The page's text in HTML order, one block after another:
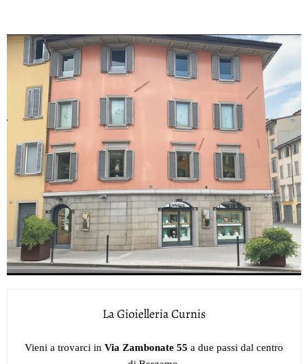
La Gioielleria Curnis
Vieni a trovarci in Via Zambonate 55 a due passi dal centro